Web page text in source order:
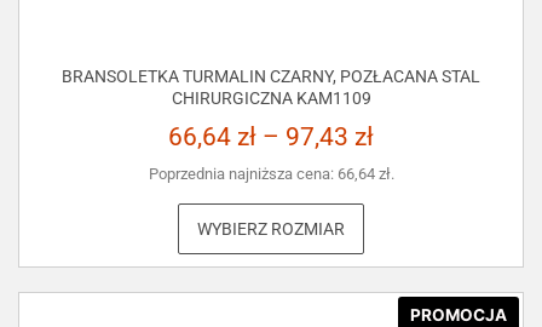
BRANSOLETKA TURMALIN CZARNY, POZŁACANA STAL
CHIRURGICZNA KAM1109
66,64 zł – 97,43 zł
Poprzednia najniższa cena: 66,64 zł.
WYBIERZ ROZMIAR
PROMOCJA